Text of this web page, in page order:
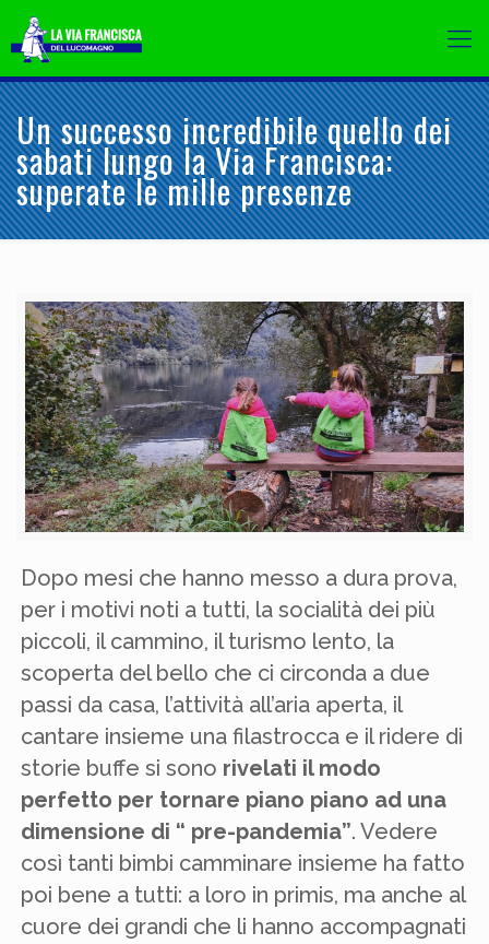
Un successo incredibile quello dei
sabati lungo la Via Francisca:
superate le mille presenze
Dopo mesi che hanno messo a dura prova,
per i motivi noti a tutti, la socialità dei più
piccoli, il cammino, il turismo lento, la
scoperta del bello che ci circonda a due
passi da casa, l’attività all’aria aperta, il
cantare insieme una filastrocca e il ridere di
storie buffe si sono rivelati il modo
perfetto per tornare piano piano ad una
dimensione di “ pre-pandemia”. Vedere
così tanti bimbi camminare insieme ha fatto
poi bene a tutti: a loro in primis, ma anche al
cuore dei grandi che li hanno accompagnati